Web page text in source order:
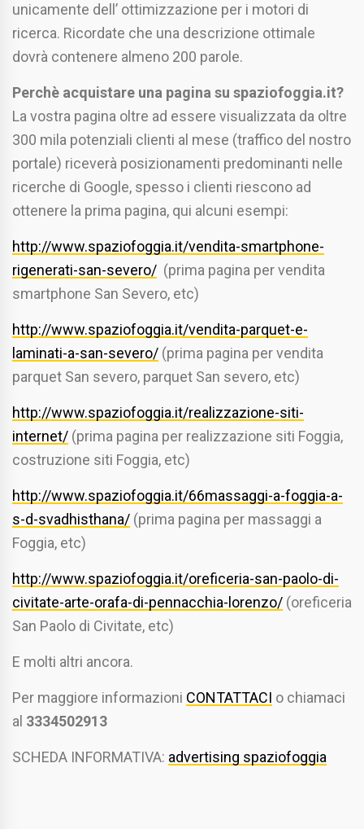
unicamente dell’ ottimizzazione per i motori di
ricerca. Ricordate che una descrizione ottimale
dovrà contenere almeno 200 parole.
Perchè acquistare una pagina su spaziofoggia.it?
La vostra pagina oltre ad essere visualizzata da oltre
300 mila potenziali clienti al mese (traffico del nostro
portale) riceverà posizionamenti predominanti nelle
ricerche di Google, spesso i clienti riescono ad
ottenere la prima pagina, qui alcuni esempi:
http://www.spaziofoggia.it/vendita-smartphone-
rigenerati-san-severo/ (prima pagina per vendita
smartphone San Severo, etc)
http://www.spaziofoggia.it/vendita-parquet-e-
laminati-a-san-severo/ (prima pagina per vendita
parquet San severo, parquet San severo, etc)
http://www.spaziofoggia.it/realizzazione-siti-
internet/ (prima pagina per realizzazione siti Foggia,
costruzione siti Foggia, etc)
http://www.spaziofoggia.it/66massaggi-a-foggia-a-
s-d-svadhisthana/ (prima pagina per massaggi a
Foggia, etc)
http://www.spaziofoggia.it/oreficeria-san-paolo-di-
civitate-arte-orafa-di-pennacchia-lorenzo/ (oreficeria
San Paolo di Civitate, etc)
E molti altri ancora.
Per maggiore informazioni CONTATTACI o chiamaci
al 3334502913
SCHEDA INFORMATIVA: advertising spaziofoggia